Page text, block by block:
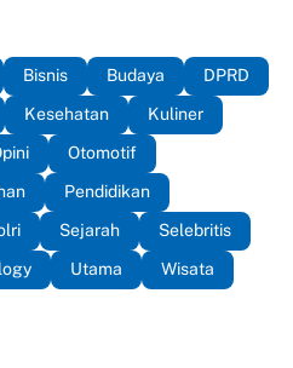
Bisnis Budaya
DPRD
Kesehatan
Kuliner
Otomotif
Pendidikan
Sejarah
Selebritis
Utama Wisata